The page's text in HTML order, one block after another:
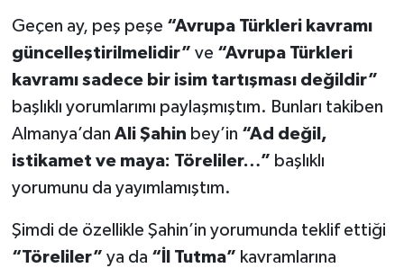
Geçen ay, peş peşe “Avrupa Türkleri kavramı
güncelleştirilmelidir” ve “Avrupa Türkleri
kavramı sadece bir isim tartışması değildir”
başlıklı yorumlarımı paylaşmıştım. Bunları takiben
Almanya’dan Ali Şahin bey’in “Ad değil,
istikamet ve maya: Töreliler…” başlıklı
yorumunu da yayımlamıştım.
Şimdi de özellikle Şahin’in yorumunda teklif ettiği
“Töreliler” ya da “İl Tutma” kavramlarına